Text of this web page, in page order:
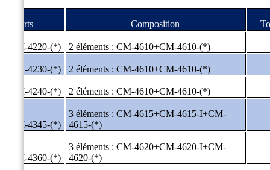
#Parts Composition
CM-4220-(*) 2 éléments : CM-4610+CM-4610-(*)
CM-4230-(*) 2 éléments : CM-4610+CM-4610-(*)
CM-4240-(*) 2 éléments : CM-4610+CM-4610-(*)
CM-4345-(*)
3 éléments : CM-4615+CM-4615-I+CM-
4615-(*)
CM-4360-(*)
3 éléments : CM-4620+CM-4620-I+CM-
4620-(*)